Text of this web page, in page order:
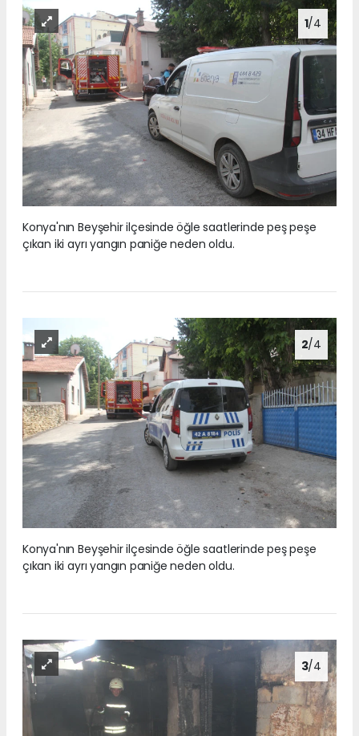
1/4
Konya'nın Beyşehir ilçesinde öğle saatlerinde peş peşe
çıkan iki ayrı yangın paniğe neden oldu.
2/4
Konya'nın Beyşehir ilçesinde öğle saatlerinde peş peşe
çıkan iki ayrı yangın paniğe neden oldu.
3/4